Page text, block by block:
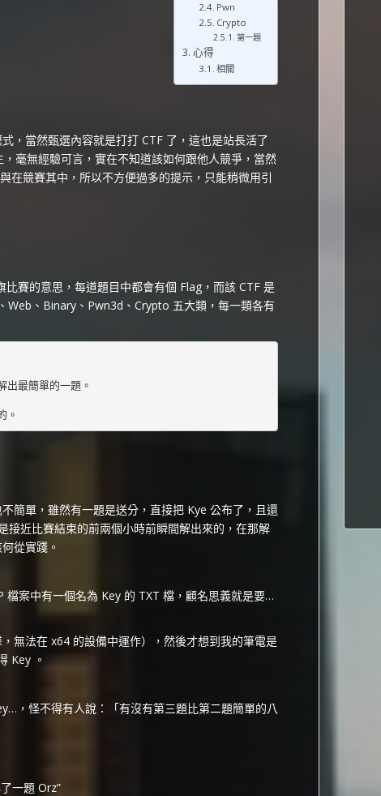
Pwn
Crypto
第一題
心得
相關
，當然甄選內容就是打打 CTF 了，這也是站長活了
毫無經驗可言，實在不知道該如何跟他人競爭，當然
在競賽其中，所以不方便過多的提示，只能稍微用引
比賽的意思，每道題目中都會有個 Flag，而該 CTF 是
Web、Binary、Pwn3d、Crypto 五大類，每一類各有
最簡單的一題。
。
簡單，雖然有一題是送分，直接把 Kye 公布了，且還
近比賽結束的前兩個小時前瞬間解出來的，在那解
從實踐。
案中有一個名為 Key 的 TXT 檔，顧名思義就是要…
無法在 x64 的設備中運作），然後才想到我的筆電是
Key 。
，怪不得有人說：「有沒有第三題比第二題簡單的八
一題 Orz”